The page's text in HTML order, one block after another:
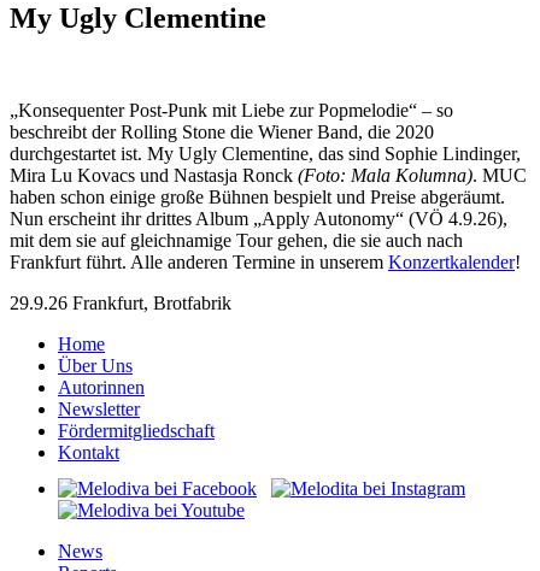
My Ugly Clementine
„Konsequenter Post-Punk mit Liebe zur Popmelodie“ – so
beschreibt der Rolling Stone die Wiener Band, die 2020
durchgestartet ist. My Ugly Clementine, das sind Sophie Lindinger,
Mira Lu Kovacs und Nastasja Ronck (Foto: Mala Kolumna). MUC
haben schon einige große Bühnen bespielt und Preise abgeräumt.
Nun erscheint ihr drittes Album „Apply Autonomy“ (VÖ 4.9.26),
mit dem sie auf gleichnamige Tour gehen, die sie auch nach
Frankfurt führt. Alle anderen Termine in unserem Konzertkalender!
29.9.26 Frankfurt, Brotfabrik
Home
Über Uns
Autorinnen
Newsletter
Fördermitgliedschaft
Kontakt
News